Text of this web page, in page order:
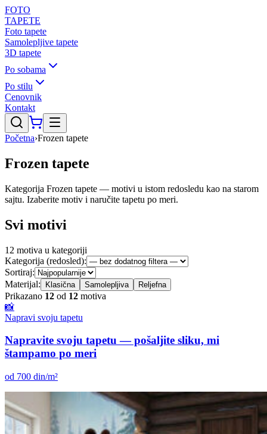
FOTO
TAPETE
Foto tapete
Samolepljive tapete
3D tapete
Po sobama
Po stilu
Cenovnik
Kontakt
Početna›Frozen tapete
Frozen tapete
Kategorija Frozen tapete — motivi u istom redosledu kao na starom
sajtu. Izaberite motiv i naručite tapetu po meri.
Svi motivi
12 motiva u kategoriji
Kategorija (redosled):
Sortiraj:
Materijal:
Klasična Samolepljiva Reljefna
Prikazano 12 od 12 motiva
📸
Napravi svoju tapetu
Napravite svoju tapetu — pošaljite sliku, mi
štampamo po meri
od 700 din/m²